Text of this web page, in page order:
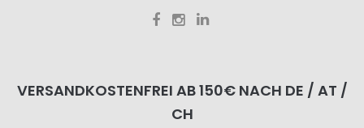
VERSANDKOSTENFREI AB 150€ NACH DE / AT /
CH